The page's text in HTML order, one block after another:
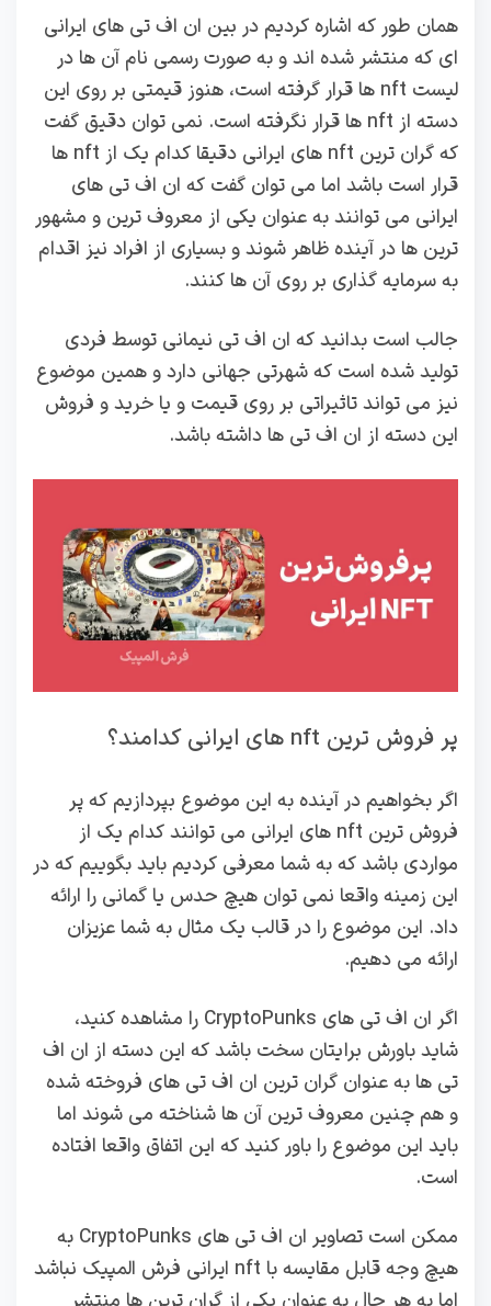
همان طور که اشاره کردیم در بین ان اف تی های ایرانی
ای که منتشر شده اند و به صورت رسمی نام آن ها در
لیست nft ها قرار گرفته است، هنوز قیمتی بر روی این
دسته از nft ها قرار نگرفته است. نمی توان دقیق گفت
که گران ترین nft های ایرانی دقیقا کدام یک از nft ها
قرار است باشد اما می توان گفت که ان اف تی های
ایرانی می توانند به عنوان یکی از معروف ترین و مشهور
ترین ها در آینده ظاهر شوند و بسیاری از افراد نیز اقدام
به سرمایه گذاری بر روی آن ها کنند.
جالب است بدانید که ان اف تی نیمانی توسط فردی
تولید شده است که شهرتی جهانی دارد و همین موضوع
نیز می تواند تاثیراتی بر روی قیمت و یا خرید و فروش
این دسته از ان اف تی ها داشته باشد.
پر فروش ترین nft های ایرانی کدامند؟
اگر بخواهیم در آینده به این موضوع بپردازیم که پر
فروش ترین nft های ایرانی می توانند کدام یک از
مواردی باشد که به شما معرفی کردیم باید بگوییم که در
این زمینه واقعا نمی توان هیچ حدس یا گمانی را ارائه
داد. این موضوع را در قالب یک مثال به شما عزیزان
ارائه می دهیم.
اگر ان اف تی های CryptoPunks را مشاهده کنید،
شاید باورش برایتان سخت باشد که این دسته از ان اف
تی ها به عنوان گران ترین ان اف تی های فروخته شده
و هم چنین معروف ترین آن ها شناخته می شوند اما
باید این موضوع را باور کنید که این اتفاق واقعا افتاده
است.
ممکن است تصاویر ان اف تی های CryptoPunks به
هیچ وجه قابل مقایسه با nft ایرانی فرش المپیک نباشد